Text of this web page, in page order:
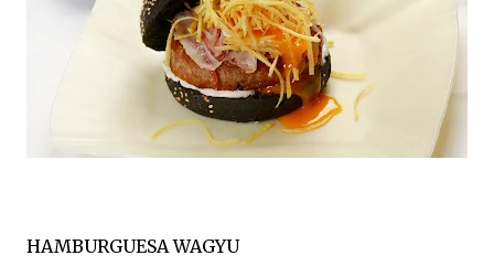
HAMBURGUESA WAGYU